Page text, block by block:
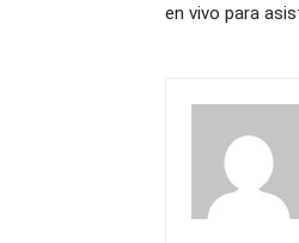
en vivo para